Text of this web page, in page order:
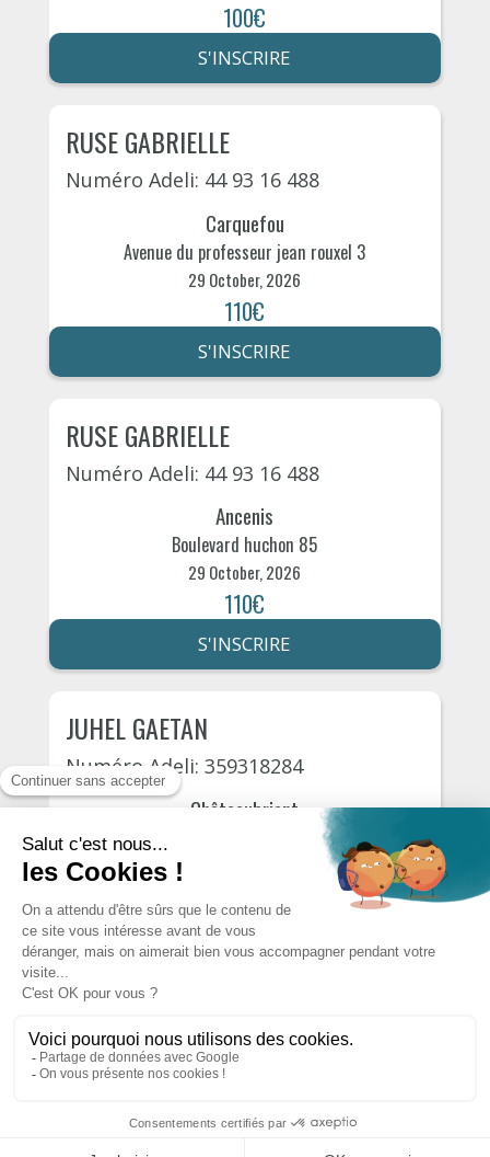
100€
S'INSCRIRE
RUSE GABRIELLE
Numéro Adeli: 44 93 16 488
Carquefou
Avenue du professeur jean rouxel 3
29 October, 2026
110€
S'INSCRIRE
RUSE GABRIELLE
Numéro Adeli: 44 93 16 488
Ancenis
Boulevard huchon 85
29 October, 2026
110€
S'INSCRIRE
JUHEL GAETAN
Numéro Adeli: 359318284
Châteaubriant
Rue de la libération 30
110€
S'INSCRIRE
DÉPARTEMENT
Designed by MecaSoft International
Copyright © 2026. Tous droits réservés
CGU